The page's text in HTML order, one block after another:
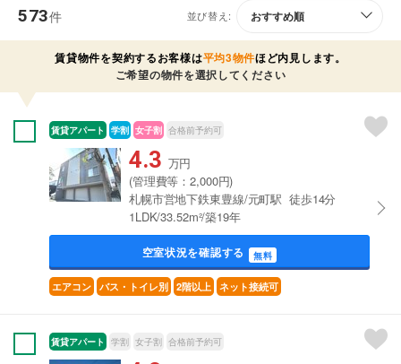
573件 並び替え:
賃貸物件を契約するお客様は平均3物件ほど内見します。
ご希望の物件を選択してください
賃貸アパート 学割 女子割 合格前予約可
4.3 万円
(管理費等：2,000円)
札幌市営地下鉄東豊線/元町駅 徒歩14分
1LDK/33.52m²/築19年
空室状況を確認する 無料
エアコン バス・トイレ別 2階以上 ネット接続可
賃貸アパート 学割 女子割 合格前予約可